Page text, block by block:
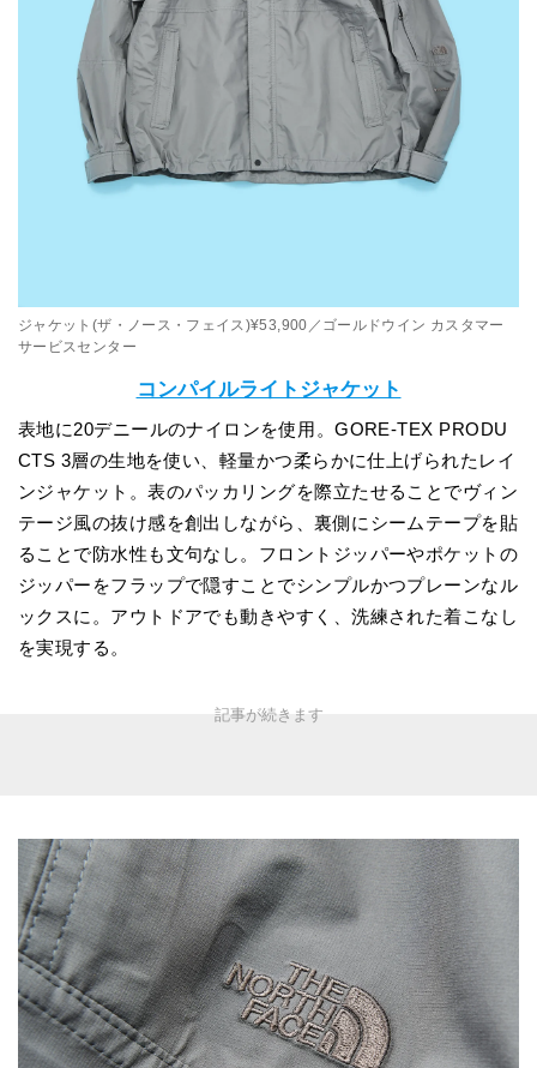
ジャケット(ザ・ノース・フェイス)¥53,900／ゴールドウイン カスタマー
サービスセンター
コンパイルライトジャケット
表地に20デニールのナイロンを使用。GORE-TEX PRODU
CTS 3層の生地を使い、軽量かつ柔らかに仕上げられたレイ
ンジャケット。表のパッカリングを際立たせることでヴィン
テージ風の抜け感を創出しながら、裏側にシームテープを貼
ることで防水性も文句なし。フロントジッパーやポケットの
ジッパーをフラップで隠すことでシンプルかつプレーンなル
ックスに。アウトドアでも動きやすく、洗練された着こなし
を実現する。